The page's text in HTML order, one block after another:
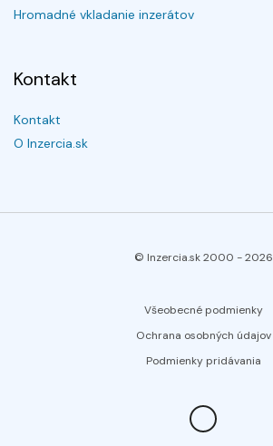
Hromadné vkladanie inzerátov
Kontakt
Kontakt
O Inzercia.sk
© Inzercia.sk 2000 -2026
Všeobecné podmienky
Ochrana osobných údajov
Podmienky pridávania